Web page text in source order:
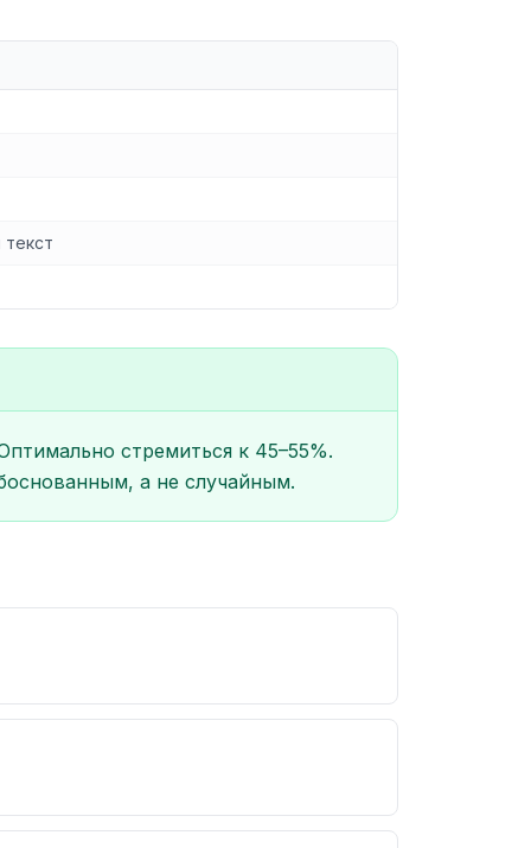
стремиться к 45–55%.
а не случайным.